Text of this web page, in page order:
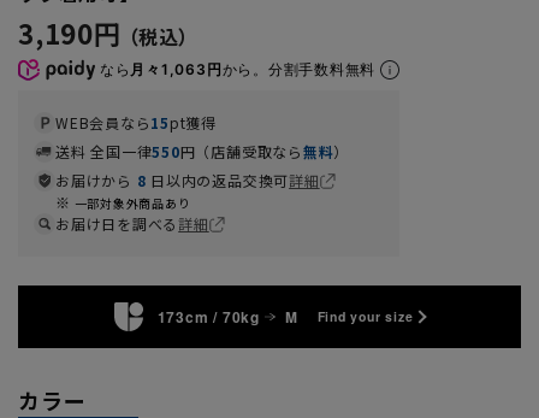
3,190円
なら 月々1,063円から。分割手数料無料
WEB会員なら15pt獲得
送料 全国一律550円（店舗受取なら無料）
お届けから 8 日以内の返品交換可詳細
一部対象外商品あり
お届け日を調べる詳細
173cm / 70kg M Find your size
カラー